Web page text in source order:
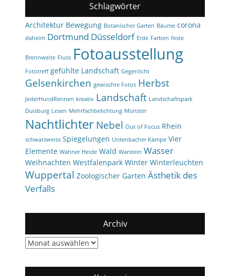
Schlagwörter
Architektur Bewegung Botanischer Garten Bäume corona
daheim Dortmund Düsseldorf Erde Farben feste
Brennweite Fluss Fotoausstellung
Fototreff gefühlte Landschaft Gegenlicht
Gelsenkirchen gewischte Fotos Herbst
JederHundRennen kreativ Landschaft Landschaftspark
Duisburg Lesen Mehrfachbelichtung Münster
NachtlichterNebel Out of Focus Rhein
schwarzweiss Spiegelungen Urdenbacher Kämpe Vier
Elemente Wahner Heide Wald Warstein Wasser
Weihnachten Westfalenpark Winter Winterleuchten
Wuppertal Zoologischer Garten Ästhetik des
Verfalls
Archiv
Archiv